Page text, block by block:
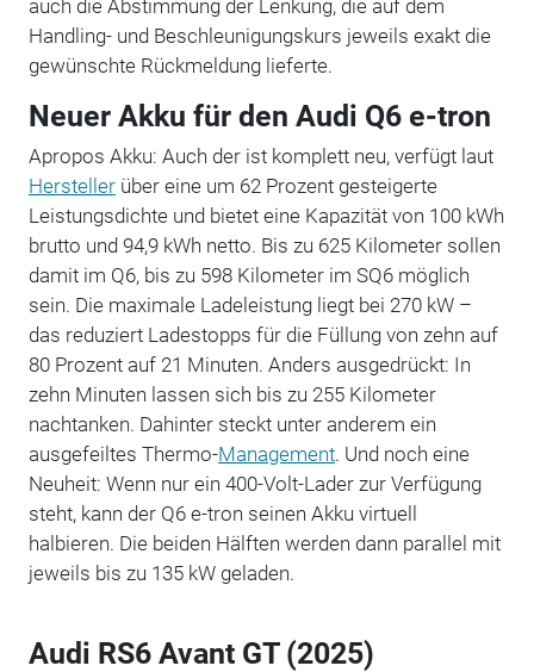
auch die Abstimmung der Lenkung, die auf dem
Handling- und Beschleunigungskurs jeweils exakt die
gewünschte Rückmeldung lieferte.
Neuer Akku für den Audi Q6 e-tron
Apropos Akku: Auch der ist komplett neu, verfügt laut
Herstellerüber eine um 62 Prozent gesteigerte
Leistungsdichte und bietet eine Kapazität von 100 kWh
brutto und 94,9 kWh netto. Bis zu 625 Kilometer sollen
damit im Q6, bis zu 598 Kilometer im SQ6 möglich
sein. Die maximale Ladeleistung liegt bei 270 kW –
das reduziert Ladestopps für die Füllung von zehn auf
80 Prozent auf 21 Minuten. Anders ausgedrückt: In
zehn Minuten lassen sich bis zu 255 Kilometer
nachtanken. Dahinter steckt unter anderem ein
ausgefeiltes Thermo-Management. Und noch eine
Neuheit: Wenn nur ein 400-Volt-Lader zur Verfügung
steht, kann der Q6 e-tron seinen Akku virtuell
halbieren. Die beiden Hälften werden dann parallel mit
jeweils bis zu 135 kW geladen.
Audi RS6 Avant GT (2025)